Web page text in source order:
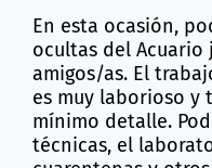
En esta ocasión,
ocultas del
amigos/as. El
es muy laborioso y
mínimo detalle.
técnicas, el